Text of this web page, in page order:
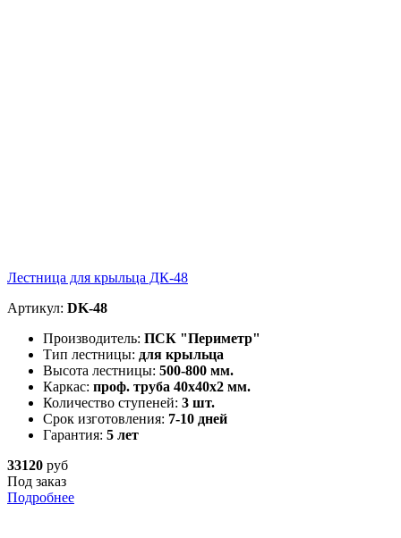
Лестница для крыльца ДК-48
Артикул: DK-48
Производитель: ПСК "Периметр"
Тип лестницы: для крыльца
Высота лестницы: 500-800 мм.
Каркас: проф. труба 40х40х2 мм.
Количество ступеней: 3 шт.
Срок изготовления: 7-10 дней
Гарантия: 5 лет
33120 руб
Под заказ
Подробнее